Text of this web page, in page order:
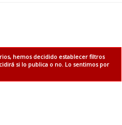
hemos decidido establecer filtros
si lo publica o no. Lo sentimos por